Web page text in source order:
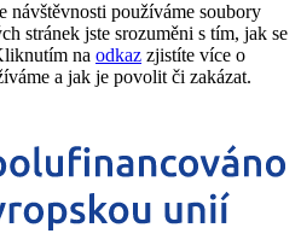
návštěvnosti používáme soubory
stránek jste srozuměni s tím, jak se
na odkaz zjistíte více o
a jak je povolit či zakázat.